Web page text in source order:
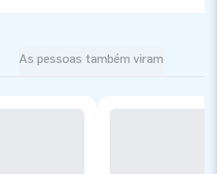
As pessoas também viram